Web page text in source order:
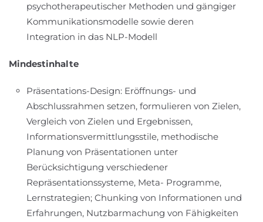
psychotherapeutischer Methoden und gängiger
Kommunikationsmodelle sowie deren
Integration in das NLP-Modell
Mindestinhalte
Präsentations-Design: Eröffnungs- und
Abschlussrahmen setzen, formulieren von Zielen,
Vergleich von Zielen und Ergebnissen,
Informationsvermittlungsstile, methodische
Planung von Präsentationen unter
Berücksichtigung verschiedener
Repräsentationssysteme, Meta- Programme,
Lernstrategien; Chunking von Informationen und
Erfahrungen, Nutzbarmachung von Fähigkeiten